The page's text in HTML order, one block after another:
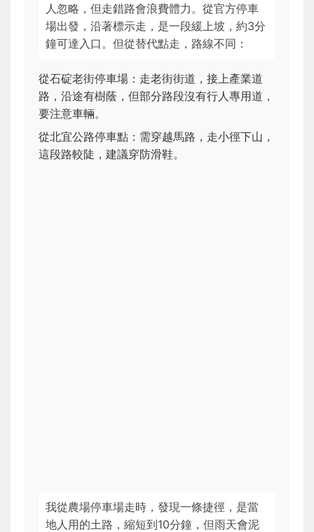
人忽略，但走錯路會浪費體力。從官方停車
場出發，沿著標示走，是一段緩上坡，約3分
鐘可達入口。但從替代點走，路線不同：
從石碇老街停車場：走老街街道，接上產業道
路，沿途有樹蔭，但部分路段沒有行人專用道，
要注意車輛。
從北宜公路停車點：需穿越馬路，走小徑下山，
這段路較陡，建議穿防滑鞋。
我從農場停車場走時，發現一條捷徑，是當
地人用的土路，縮短到10分鐘，但雨天會泥